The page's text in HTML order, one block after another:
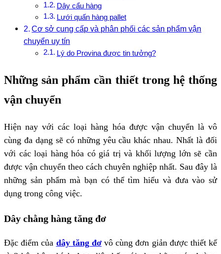
Dây cẩu hàng
Lưới quấn hàng pallet
Cơ sở cung cấp và phân phối các sản phẩm vận
chuyển uy tín
Lý do Provina được tin tưởng?
Những sản phẩm cần thiết trong hệ thống
vận chuyển
Hiện nay với các loại hàng hóa được vận chuyển là vô
cùng đa dạng sẽ có những yêu cầu khác nhau. Nhất là đối
với các loại hàng hóa có giá trị và khối lượng lớn sẽ cần
được vận chuyển theo cách chuyên nghiệp nhất. Sau đây là
những sản phẩm mà bạn có thể tìm hiểu và đưa vào sử
dụng trong công việc.
Dây chằng hàng tăng đơ
Đặc điểm của dây tăng đơvô cùng đơn giản được thiết kế